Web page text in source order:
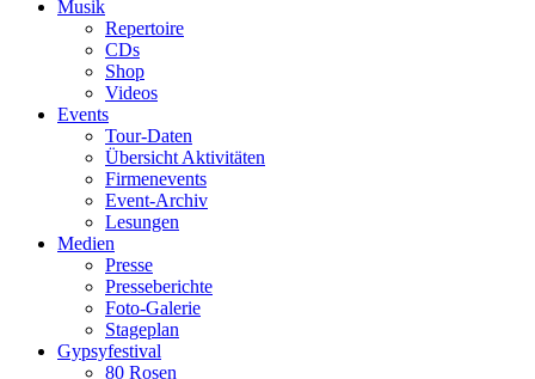
Musik
Repertoire
CDs
Shop
Videos
Events
Tour-Daten
Übersicht Aktivitäten
Firmenevents
Event-Archiv
Lesungen
Medien
Presse
Presseberichte
Foto-Galerie
Stageplan
Gypsyfestival
80 Rosen